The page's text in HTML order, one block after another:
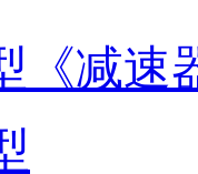
《减速